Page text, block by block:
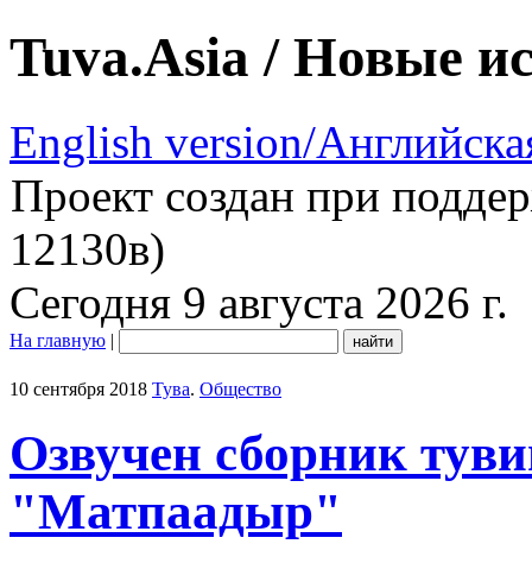
Tuva.Asia / Новые
English version/
Проект создан при
12130в)
Сегодня 9 августа 2026 г.
На главную |
10 сентября 2018 Тува. Общество
Озвучен сборник
"Матпаадыр"